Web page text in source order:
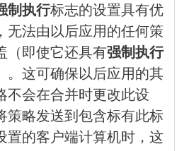
制执行标志的设置具有优
无法由以后应用的任何策
（即使它还具有强制执行
。这可确保以后应用的其
不会在合并时更改此设
策略发送到包含标有此标
置的客户端计算机时，这